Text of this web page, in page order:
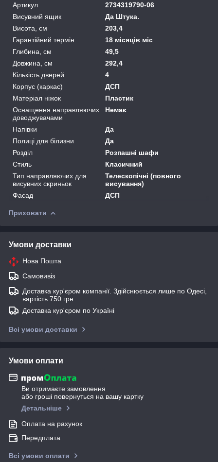
Артикул
2734319790-06
Висувний ящик
Да Штука.
Висота, см
203,4
Гарантійний термін
18 місяців міс
Глибина, см
49,5
Довжина, см
292,4
Кількість дверей
4
Корпус (каркас)
ДСП
Матеріал ніжок
Пластик
Оснащення направляючих
доводжувачами
Немає
Напівки
Да
Полиці для білизни
Да
Розділ
Розпашні шафи
Стиль
Класичний
Тип направляючих для
висувних скриньок
Телескопічні (повного
висування)
Фасад
ДСП
Приховати
Умови доставки
Нова Пошта
Самовивіз
Доставка кур'єром компанії. Здійснюється лише по Одесі,
вартість 750 грн
Доставка кур'єром по Україні
Всі умови доставки
Умови оплати
Ви отримаєте замовлення
або гроші повернуться на вашу картку
Детальніше
Оплата на рахунок
Передплата
Всі умови оплати